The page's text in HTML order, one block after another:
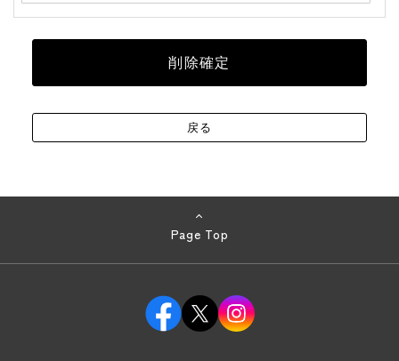
Page Top